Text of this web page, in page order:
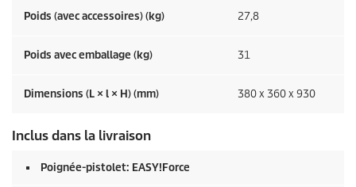
Poids (avec accessoires) (kg) 27,8
Poids avec emballage (kg) 31
Dimensions (L × l × H) (mm) 380 x 360 x 930
Inclus dans la livraison
Poignée-pistolet: EASY!Force